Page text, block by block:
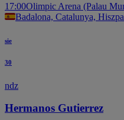
17:00Olimpic Arena (Palau
Badalona, Catalunya,
sie
30
ndz
Hermanos Gutierrez